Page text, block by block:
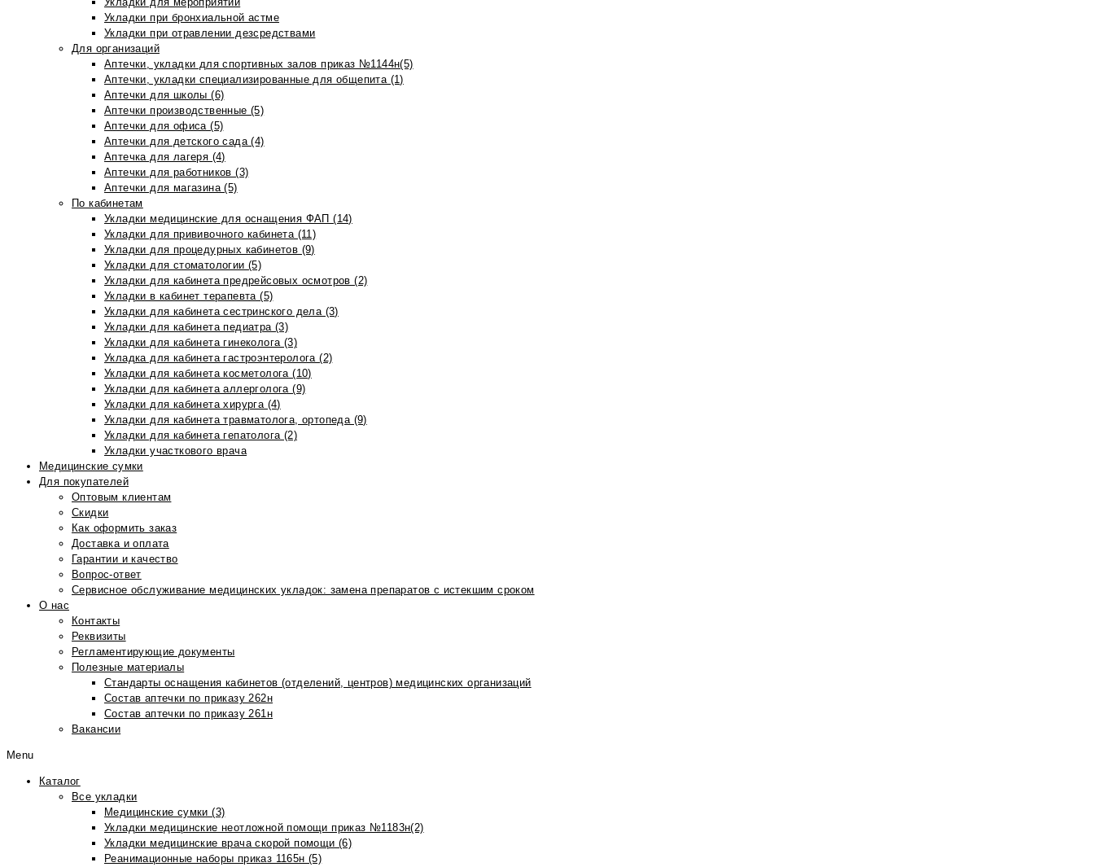
Укладки при бронхиальной астме
Укладки при отравлении дезсредствами
Для организаций
Аптечки, укладки для спортивных залов приказ №1144н(5)
Аптечки, укладки специализированные для общепита (1)
Аптечки для школы (6)
Аптечки производственные (5)
Аптечки для офиса (5)
Аптечки для детского сада (4)
Аптечка для лагеря (4)
Аптечки для работников (3)
Аптечки для магазина (5)
По кабинетам
Укладки медицинские для оснащения ФАП (14)
Укладки для прививочного кабинета (11)
Укладки для процедурных кабинетов (9)
Укладки для стоматологии (5)
Укладки для кабинета предрейсовых осмотров (2)
Укладки в кабинет терапевта (5)
Укладки для кабинета сестринского дела (3)
Укладки для кабинета педиатра (3)
Укладки для кабинета гинеколога (3)
Укладка для кабинета гастроэнтеролога (2)
Укладки для кабинета косметолога (10)
Укладки для кабинета аллерголога (9)
Укладки для кабинета хирурга (4)
Укладки для кабинета травматолога, ортопеда (9)
Укладки для кабинета гепатолога (2)
Укладки участкового врача
Медицинские сумки
Для покупателей
Оптовым клиентам
Скидки
Как оформить заказ
Доставка и оплата
Гарантии и качество
Вопрос-ответ
Сервисное обслуживание медицинских укладок: замена препаратов с истекшим сроком
О нас
Контакты
Реквизиты
Регламентирующие документы
Полезные материалы
Стандарты оснащения кабинетов (отделений, центров) медицинских организаций
Состав аптечки по приказу 262н
Состав аптечки по приказу 261н
Вакансии
Menu
Каталог
Все укладки
Медицинские сумки (3)
Укладки медицинские неотложной помощи приказ №1183н(2)
Укладки медицинские врача скорой помощи (6)
Реанимационные наборы приказ 1165н (5)